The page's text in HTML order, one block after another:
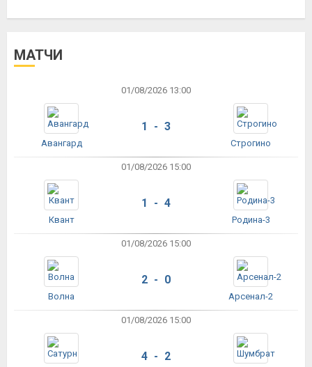
МАТЧИ
01/08/2026 13:00
Авангард
1 - 3
Строгино
01/08/2026 15:00
Квант
1 - 4
Родина-3
01/08/2026 15:00
Волна
2 - 0
Арсенал-2
01/08/2026 15:00
4 - 2